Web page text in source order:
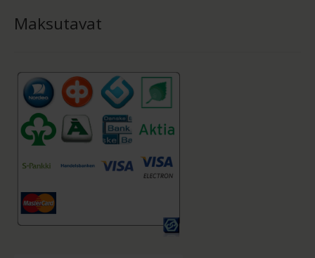
Maksutavat